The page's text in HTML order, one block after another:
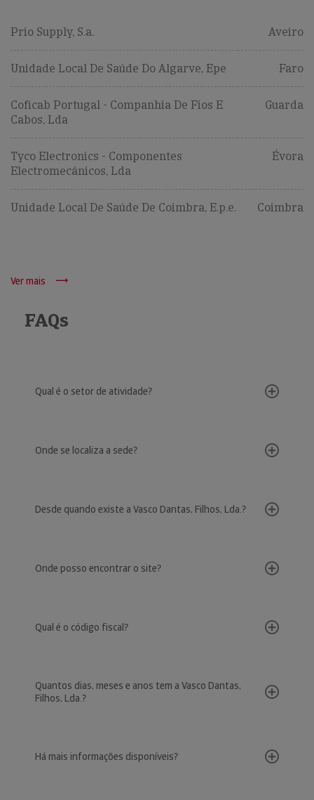
Prio Supply, S.a. Aveiro
Unidade Local De Saúde Do Algarve, Epe Faro
Coficab Portugal - Companhia De Fios E
Cabos, Lda
Guarda
Tyco Electronics - Componentes
Electromecânicos, Lda
Évora
Unidade Local De Saúde De Coimbra, E.p.e. Coimbra
Ver mais
FAQs
Qual é o setor de atividade?
Onde se localiza a sede?
Desde quando existe a Vasco Dantas, Filhos, Lda.?
Onde posso encontrar o site?
Qual é o código fiscal?
Quantos dias, meses e anos tem a Vasco Dantas,
Filhos, Lda.?
Há mais informações disponíveis?